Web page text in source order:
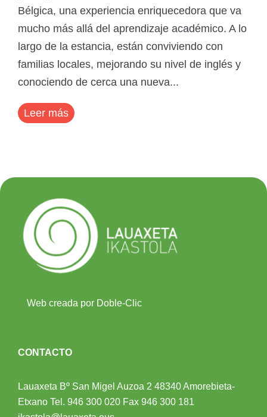
Bélgica, una experiencia enriquecedora que va
mucho más allá del aprendizaje académico. A lo
largo de la estancia, están conviviendo con
familias locales, mejorando su nivel de inglés y
conociendo de cerca una nueva...
Leer más
Web creada por Doble-Clic
CONTACTO
Lauaxeta Bº San Migel Auzoa 2 48340 Amorebieta-
Etxano Tel. 946 300 020 Fax 946 300 181